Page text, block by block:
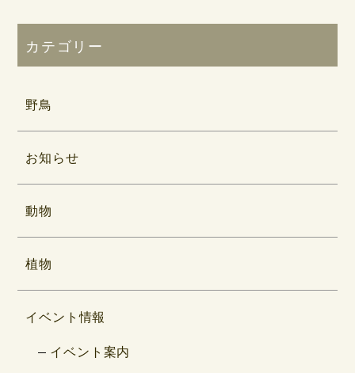
カテゴリー
野鳥
お知らせ
動物
植物
イベント情報
イベント案内